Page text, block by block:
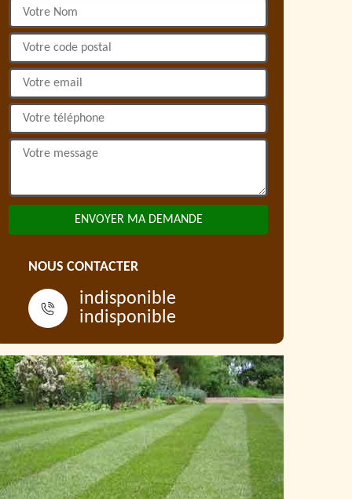
NOUS CONTACTER
indisponible
indisponible